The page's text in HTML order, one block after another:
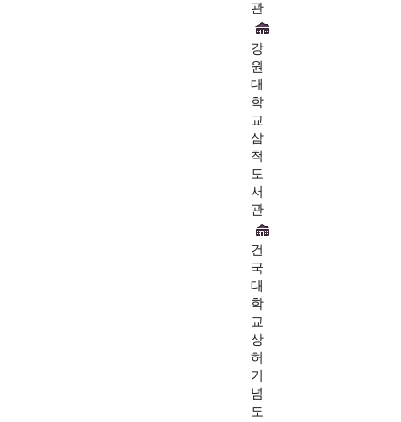
관
강
원
대
학
교
삼
척
도
서
관
건
국
대
학
교
상
허
기
념
도